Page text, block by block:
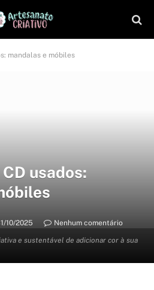
mandalas e móbiles
e sustentável de adicionar cor à sua
usados:
10/2025
Nenhum comentário